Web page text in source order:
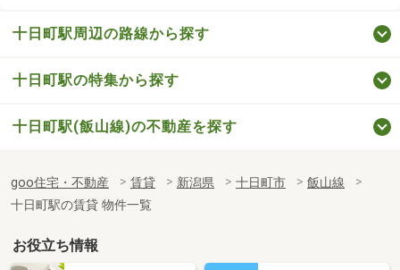
十日町駅周辺の路線から探す
十日町駅の特集から探す
十日町駅(飯山線)の不動産を探す
goo住宅・不動産 賃貸 新潟県 十日町市
飯山線
十日町駅の賃貸 物件一覧
お役立ち情報